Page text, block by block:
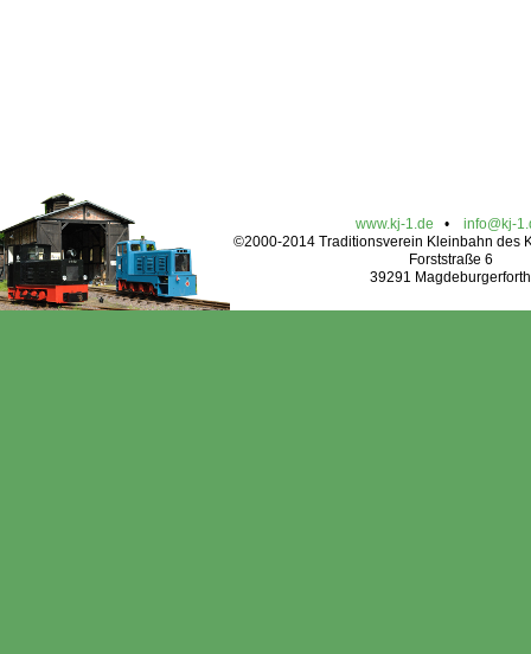
www.kj-1.de • info@kj-
©2000-2014 Traditionsverein Kleinbahn des
Forststraße 6
39291 Magdeburgerforth